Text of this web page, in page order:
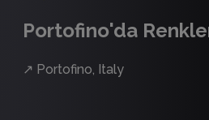
Portofino'da
↗ Portofino, Italy